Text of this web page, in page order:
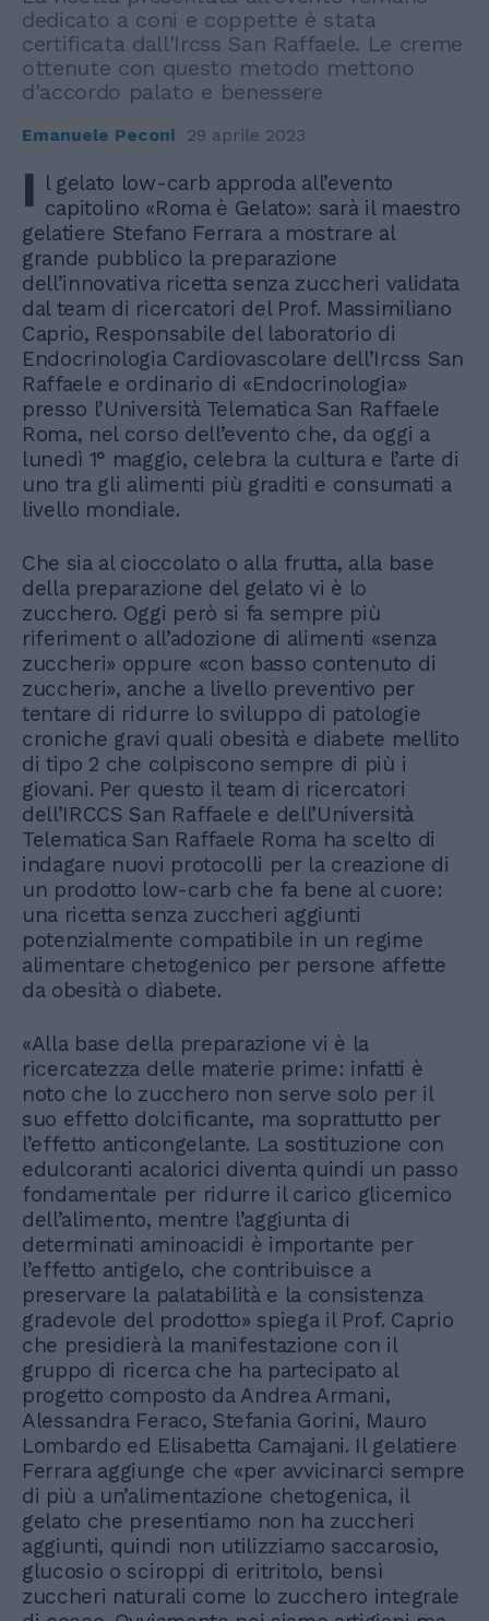
dedicato a coni e coppette è stata
certificata dall'Ircss San Raffaele. Le creme
ottenute con questo metodo mettono
d'accordo palato e benessere
Emanuele Peconi 29 aprile 2023
I l gelato low-carb approda all’evento
capitolino «Roma è Gelato»: sarà il maestro
gelatiere Stefano Ferrara a mostrare al
grande pubblico la preparazione
dell’innovativa ricetta senza zuccheri validata
dal team di ricercatori del Prof. Massimiliano
Caprio, Responsabile del laboratorio di
Endocrinologia Cardiovascolare dell’Ircss San
Raffaele e ordinario di «Endocrinologia»
presso l’Università Telematica San Raffaele
Roma, nel corso dell’evento che, da oggi a
lunedì 1° maggio, celebra la cultura e l’arte di
uno tra gli alimenti più graditi e consumati a
livello mondiale.
Che sia al cioccolato o alla frutta, alla base
della preparazione del gelato vi è lo
zucchero. Oggi però si fa sempre più
riferiment o all’adozione di alimenti «senza
zuccheri» oppure «con basso contenuto di
zuccheri», anche a livello preventivo per
tentare di ridurre lo sviluppo di patologie
croniche gravi quali obesità e diabete mellito
di tipo 2 che colpiscono sempre di più i
giovani. Per questo il team di ricercatori
dell’IRCCS San Raffaele e dell’Università
Telematica San Raffaele Roma ha scelto di
indagare nuovi protocolli per la creazione di
un prodotto low-carb che fa bene al cuore:
una ricetta senza zuccheri aggiunti
potenzialmente compatibile in un regime
alimentare chetogenico per persone affette
da obesità o diabete.
«Alla base della preparazione vi è la
ricercatezza delle materie prime: infatti è
noto che lo zucchero non serve solo per il
suo effetto dolcificante, ma soprattutto per
l’effetto anticongelante. La sostituzione con
edulcoranti acalorici diventa quindi un passo
fondamentale per ridurre il carico glicemico
dell’alimento, mentre l’aggiunta di
determinati aminoacidi è importante per
l’effetto antigelo, che contribuisce a
preservare la palatabilità e la consistenza
gradevole del prodotto» spiega il Prof. Caprio
che presidierà la manifestazione con il
gruppo di ricerca che ha partecipato al
progetto composto da Andrea Armani,
Alessandra Feraco, Stefania Gorini, Mauro
Lombardo ed Elisabetta Camajani. Il gelatiere
Ferrara aggiunge che «per avvicinarci sempre
di più a un’alimentazione chetogenica, il
gelato che presentiamo non ha zuccheri
aggiunti, quindi non utilizziamo saccarosio,
glucosio o sciroppi di eritritolo, bensì
zuccheri naturali come lo zucchero integrale